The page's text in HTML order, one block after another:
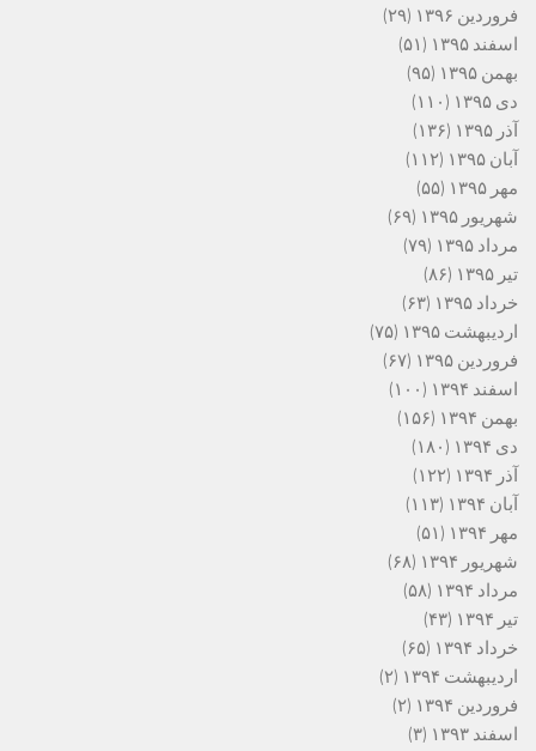
فروردین ۱۳۹۶
(۲۹)
اسفند ۱۳۹۵
(۵۱)
بهمن ۱۳۹۵
(۹۵)
دی ۱۳۹۵
(۱۱۰)
آذر ۱۳۹۵
(۱۳۶)
آبان ۱۳۹۵
(۱۱۲)
مهر ۱۳۹۵
(۵۵)
شهریور ۱۳۹۵
(۶۹)
مرداد ۱۳۹۵
(۷۹)
تیر ۱۳۹۵
(۸۶)
خرداد ۱۳۹۵
(۶۳)
اردیبهشت ۱۳۹۵
(۷۵)
فروردین ۱۳۹۵
(۶۷)
اسفند ۱۳۹۴
(۱۰۰)
بهمن ۱۳۹۴
(۱۵۶)
دی ۱۳۹۴
(۱۸۰)
آذر ۱۳۹۴
(۱۲۲)
آبان ۱۳۹۴
(۱۱۳)
مهر ۱۳۹۴
(۵۱)
شهریور ۱۳۹۴
(۶۸)
مرداد ۱۳۹۴
(۵۸)
تیر ۱۳۹۴
(۴۳)
خرداد ۱۳۹۴
(۶۵)
اردیبهشت ۱۳۹۴
(۲)
فروردین ۱۳۹۴
(۲)
اسفند ۱۳۹۳
(۳)